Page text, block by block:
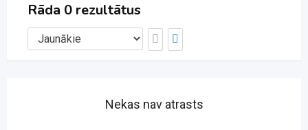
Rāda 0 rezultātus
Nekas nav atrasts